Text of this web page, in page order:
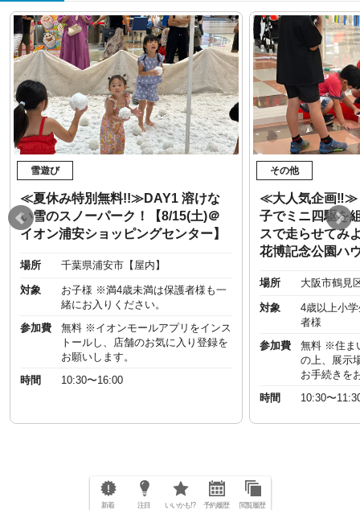
雪遊び
≪夏休み特別無料!!≫DAY1 溶けな
い雪のスノーパーク！【8/15(土)＠
イオン浦安ショッピングセンター】
場所 千葉県浦安市【屋内】
対象
お子様 ※満4歳未満は保護者様も一
緒にお入りください。
参加費
無料 ※イオンモールアプリをインス
トールし、店舗のお気に入り登録を
お願いします。
時間
10:30〜16:00
その他
≪大人気企画‼︎≫
子でミニ四駆を
スで走らせてみ
花博記念公園ハ
場所 大阪市鶴見
対象
4歳以上小
者様
参加費
無料 ※住ま
の上、展示
お手続きを
時間
10:30〜
新着 注目 いいかも!? 予約履歴 閲覧履歴